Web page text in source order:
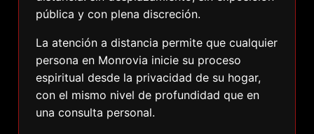
pública y con plena discreción.
La atención a distancia permite que cualquier
persona en Monrovia inicie su proceso
espiritual desde la privacidad de su hogar,
con el mismo nivel de profundidad que en
una consulta personal.